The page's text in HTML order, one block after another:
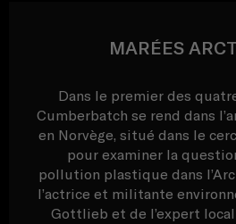
MARÉES
Dans le premier des
Cumberbatch se rend dans
en Norvège, situé dans le
pour examiner la
pollution plastique dans
l’actrice et militante
Gottlieb et de l’expert local